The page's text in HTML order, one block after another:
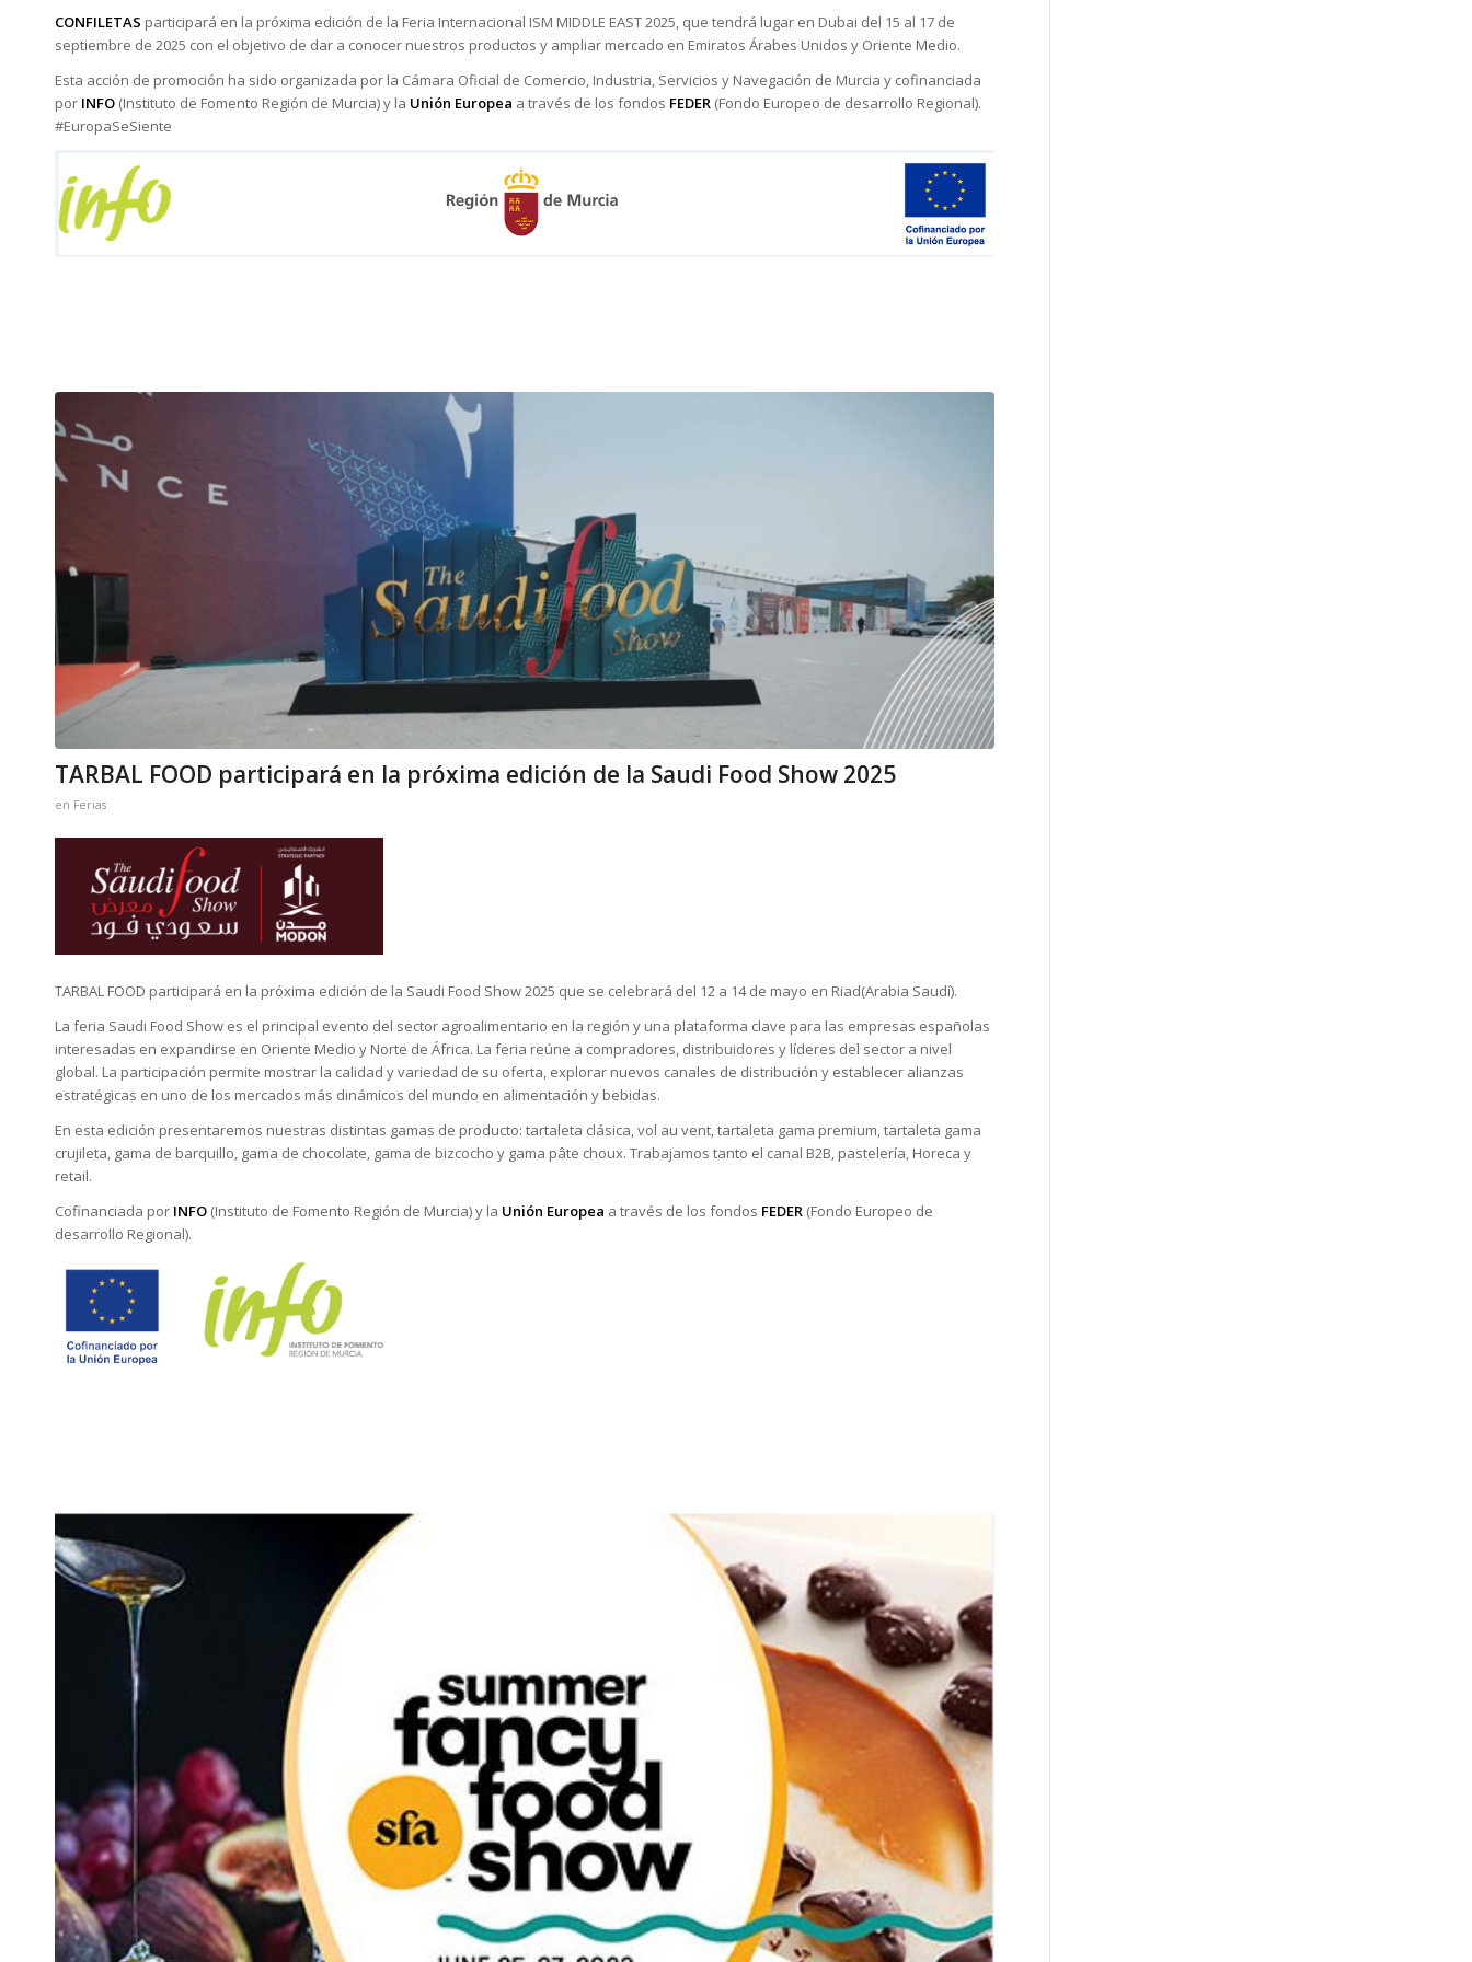
CONFILETAS participará en la próxima edición de la Feria Internacional ISM MIDDLE EAST 2025, que tendrá lugar en Dubai del 15 al 17 de
septiembre de 2025 con el objetivo de dar a conocer nuestros productos y ampliar mercado en Emiratos Árabes Unidos y Oriente Medio.
Esta acción de promoción ha sido organizada por la Cámara Oficial de Comercio, Industria, Servicios y Navegación de Murcia y cofinanciada
por INFO (Instituto de Fomento Región de Murcia) y la Unión Europea a través de los fondos FEDER (Fondo Europeo de desarrollo Regional).
#EuropaSeSiente
TARBAL FOOD participará en la próxima edición de la Saudi Food Show 2025
en Ferias
TARBAL FOOD participará en la próxima edición de la Saudi Food Show 2025 que se celebrará del 12 a 14 de mayo en Riad(Arabia Saudí).
La feria Saudi Food Show es el principal evento del sector agroalimentario en la región y una plataforma clave para las empresas españolas
interesadas en expandirse en Oriente Medio y Norte de África. La feria reúne a compradores, distribuidores y líderes del sector a nivel
global. La participación permite mostrar la calidad y variedad de su oferta, explorar nuevos canales de distribución y establecer alianzas
estratégicas en uno de los mercados más dinámicos del mundo en alimentación y bebidas.
En esta edición presentaremos nuestras distintas gamas de producto: tartaleta clásica, vol au vent, tartaleta gama premium, tartaleta gama
crujileta, gama de barquillo, gama de chocolate, gama de bizcocho y gama pâte choux. Trabajamos tanto el canal B2B, pastelería, Horeca y
retail.
Cofinanciada por INFO (Instituto de Fomento Región de Murcia) y la Unión Europea a través de los fondos FEDER (Fondo Europeo de
desarrollo Regional).